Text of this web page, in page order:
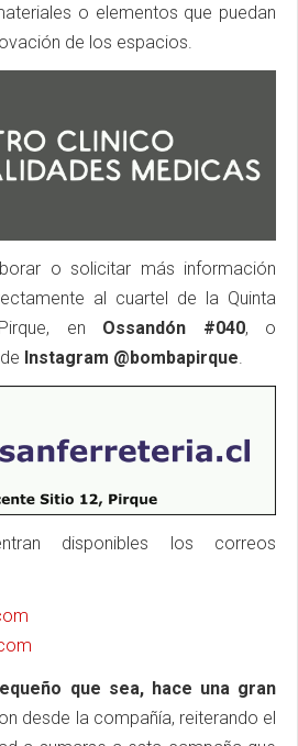
o elementos que puedan
de los espacios.
o solicitar más información
al cuartel de la Quinta
en Ossandón #040, o
Instagram @bombapirque.
disponibles los correos
que sea, hace una gran
desde la compañía, reiterando el